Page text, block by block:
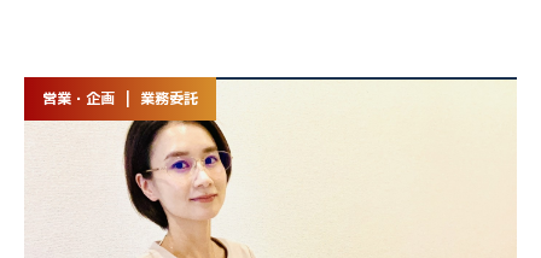
営業・企画 | 業務委託